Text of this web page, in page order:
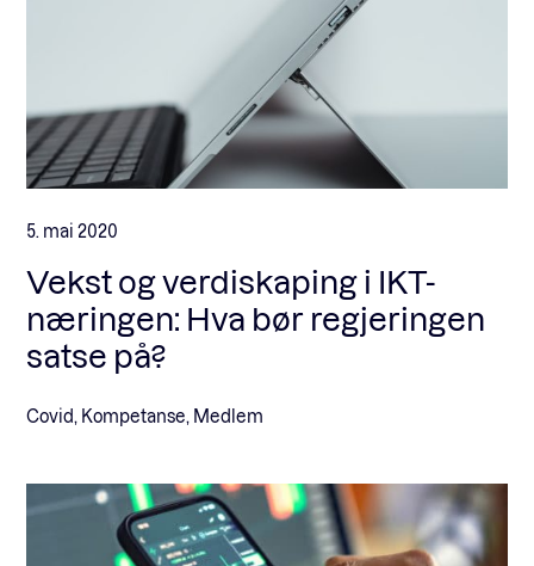
5. mai 2020
Vekst og verdiskaping i IKT-
næringen: Hva bør regjeringen
satse på?
Covid, Kompetanse, Medlem